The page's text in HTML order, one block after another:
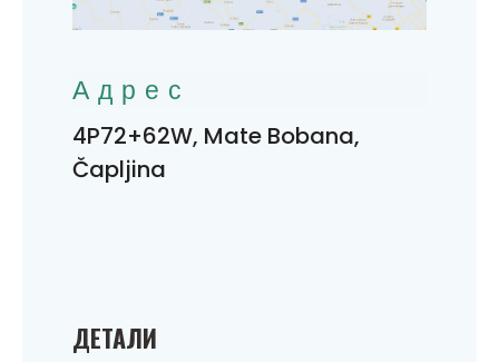
ДЕТАЛИ
Адрес
4P72+62W, Mate Bobana,
Čapljina